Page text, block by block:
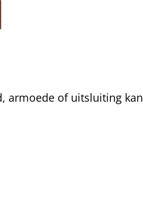
armoede of uitsluiting